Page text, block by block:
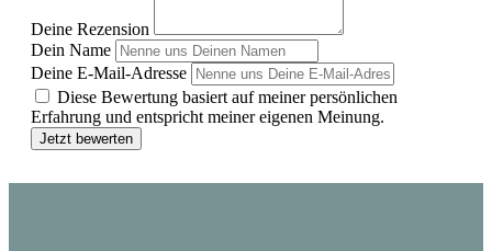
Deine Rezension
Dein Name
Deine E-Mail-Adresse
Diese Bewertung basiert auf meiner persönlichen
Erfahrung und entspricht meiner eigenen Meinung.
Jetzt bewerten